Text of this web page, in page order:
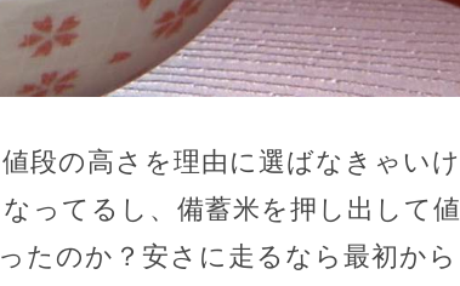
段の高さを理由に選ばなきゃいけ
ってるし、備蓄米を押し出して値
たのか？安さに走るなら最初から